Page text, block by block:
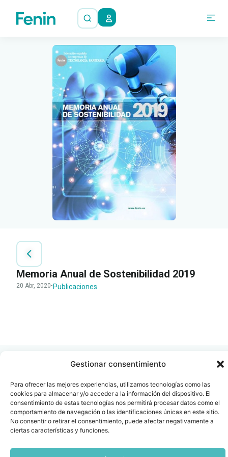
Gestionar consentimiento
Para ofrecer las mejores experiencias, utilizamos tecnologías como las
cookies para almacenar y/o acceder a la información del dispositivo. El
consentimiento de estas tecnologías nos permitirá procesar datos como el
comportamiento de navegación o las identificaciones únicas en este sitio.
No consentir o retirar el consentimiento, puede afectar negativamente a
ciertas características y funciones.
Memoria Anual de Sostenibilidad 2019
20 Abr, 2020· Publicaciones
Contacto
info@fenin.es
C/ Villanueva, 20 - 1-
Oficina Barcelona
Travesera de Gracia, 56 -
1º, 3ª 08006